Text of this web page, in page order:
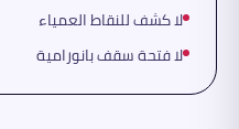
لا كشف للنقاط العمياء
لا فتحة سقف بانورامية